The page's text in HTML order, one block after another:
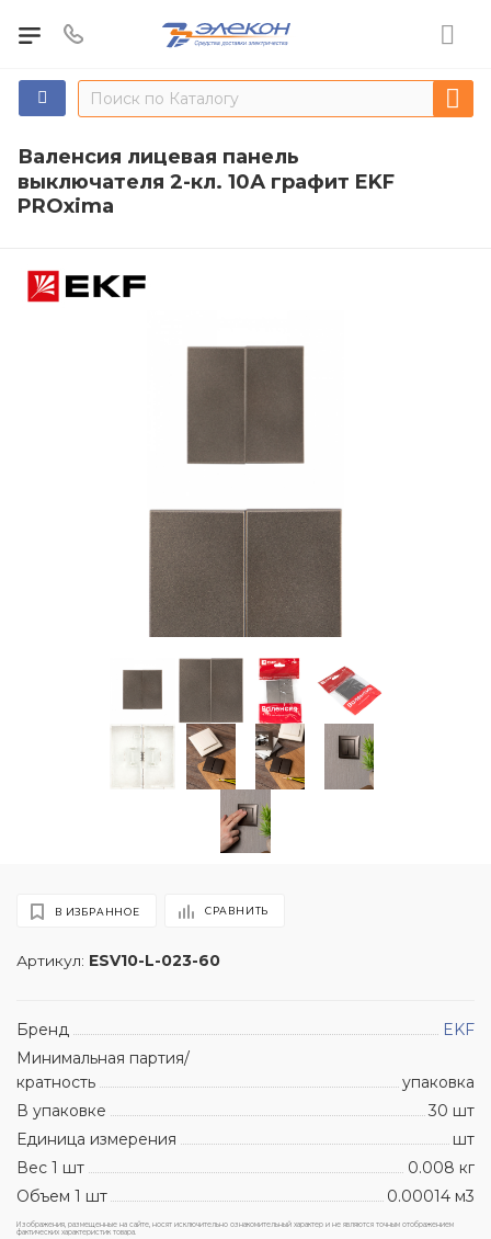
Валенсия лицевая панель
выключателя 2-кл. 10А графит EKF
PROxima
Артикул: ESV10-L-023-60
В ИЗБРАННОЕ СРАВНИТЬ
Бренд
EKF
Минимальная партия/
кратность
упаковка
В упаковке
30 шт
Единица измерения
шт
Вес 1 шт
0.008 кг
Объем 1 шт
0.00014 м3
Изображения, размещенные на сайте, носят исключительно ознакомительный характер и не являются точным отображением
фактических характеристик товара.